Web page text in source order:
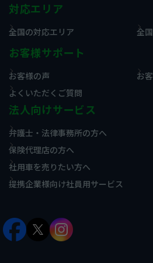
対応エリア
全国の対応エリア 全
お客様サポート
お客様の声
お
よくいただくご質問
法人向けサービス
弁護士・法律事務所の方へ
保険代理店の方へ
社用車を売りたい方へ
提携企業様向け社員用サービス